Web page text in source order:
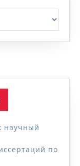
научный
по